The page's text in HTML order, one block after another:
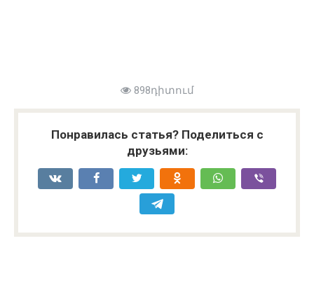
898դիտում
Понравилась статья? Поделиться с
друзьями: